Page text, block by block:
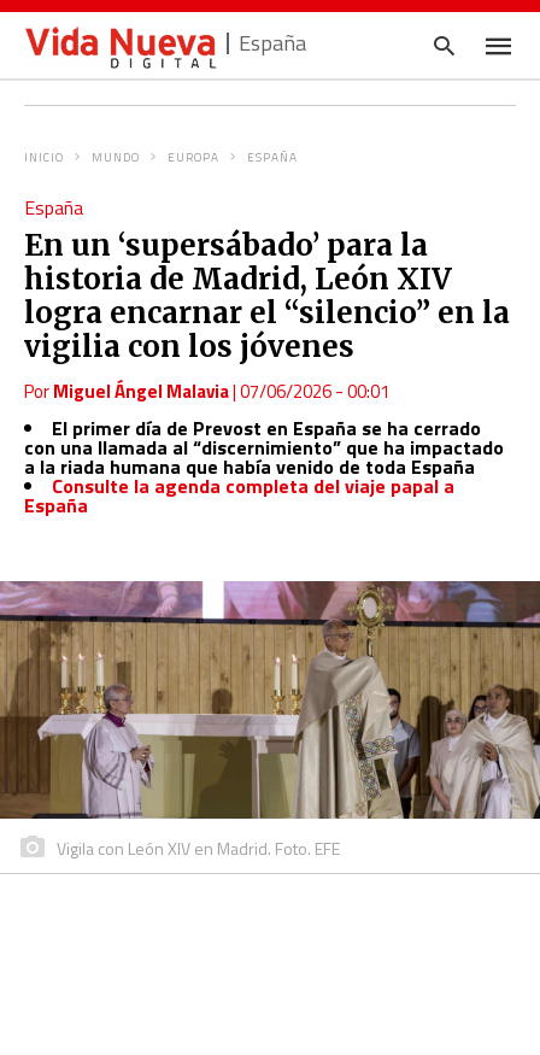
España
INICIO MUNDO EUROPA ESPAÑA
España
En un ‘supersábado’ para la
historia de Madrid, León XIV
logra encarnar el “silencio” en la
vigilia con los jóvenes
PorMiguel Ángel Malavia|07/06/2026 - 00:01
El primer día de Prevost en España se ha cerrado
con una llamada al “discernimiento” que ha impactado
a la riada humana que había venido de toda España
Consulte la agenda completa del viaje papal a
España
Vigila con León XIV en Madrid. Foto. EFE